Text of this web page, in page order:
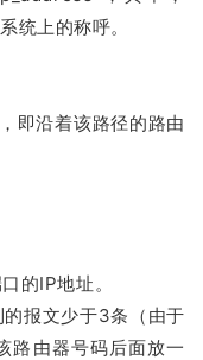
上的称呼。
沿着该路径的路由
的IP地址。
报文少于3条（由于
路由器号码后面放一